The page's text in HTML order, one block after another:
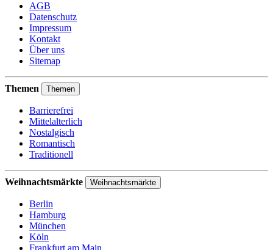
AGB
Datenschutz
Impressum
Kontakt
Über uns
Sitemap
Themen Themen
Barrierefrei
Mittelalterlich
Nostalgisch
Romantisch
Traditionell
Weihnachtsmärkte Weihnachtsmärkte
Berlin
Hamburg
München
Köln